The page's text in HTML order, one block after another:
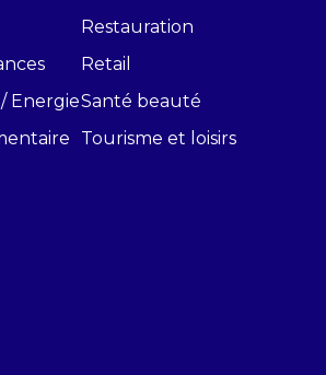
Energie
Restauration
Retail
Santé beauté
Tourisme et loisirs